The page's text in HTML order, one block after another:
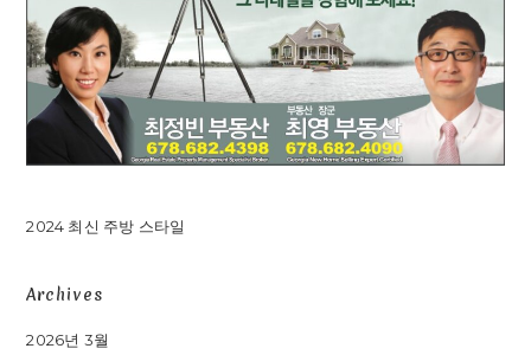
2024 최신 주방 스타일
Archives
2026년 3월